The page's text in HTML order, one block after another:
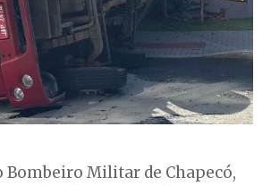
Bombeiro Militar de Chapecó,